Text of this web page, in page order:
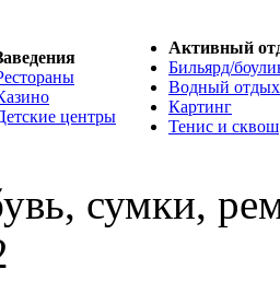
центры
Активный
Бильярд/
Водный отдых
Картинг
Тенис и сквош
сумки,